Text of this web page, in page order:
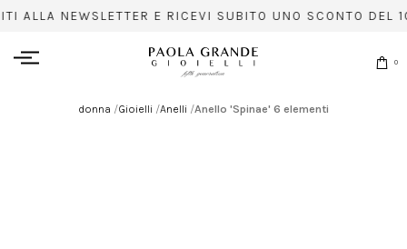
ALLA NEWSLETTER E RICEVI SUBITO UNO SCONTO
0
donna /Gioielli /Anelli /Anello 'Spinae' 6 elementi